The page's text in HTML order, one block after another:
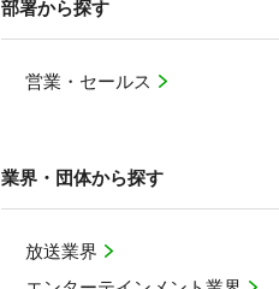
部署から探す
営業・セールス
業界・団体から探す
放送業界